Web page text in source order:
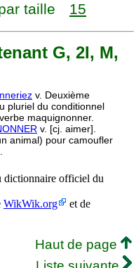
taille 15
G, 2I, M,
v. Deuxième
pluriel du conditionnel
maquignonner.
v. [cj. aimer].
animal) pour camoufler
dictionnaire officiel du
WikWik.org
et de
Haut de page